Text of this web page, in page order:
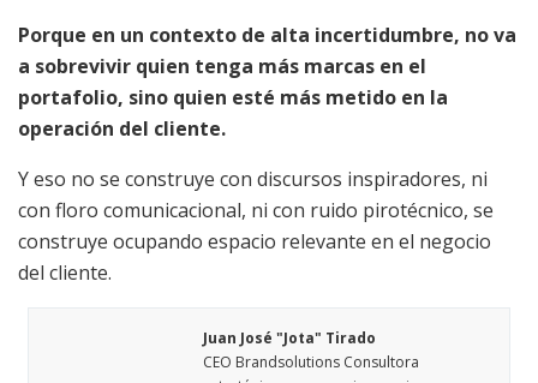
Porque en un contexto de alta incertidumbre, no va
a sobrevivir quien tenga más marcas en el
portafolio, sino quien esté más metido en la
operación del cliente.
Y eso no se construye con discursos inspiradores, ni
con floro comunicacional, ni con ruido pirotécnico, se
construye ocupando espacio relevante en el negocio
del cliente.
Juan José "Jota" Tirado
CEO Brandsolutions Consultora